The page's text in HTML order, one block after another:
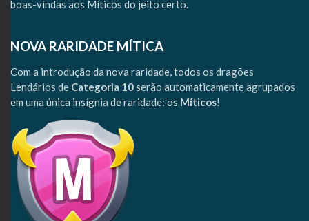
boas-vindas aos Míticos do jeito certo.
NOVA RARIDADE MÍTICA
Com a introdução da nova raridade, todos os dragões
Lendários de Categoria 10serão automaticamente agrupados
em uma única insígnia de raridade: os Míticos!